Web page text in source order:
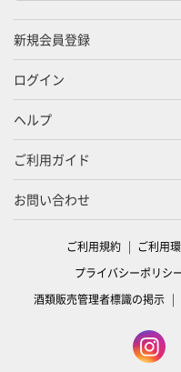
新規会員登録
ログイン
ヘルプ
ご利用ガイド
お問い合わせ
ご利用規約 ご利用
プライバシーポリシ
酒類販売管理者標識の掲示